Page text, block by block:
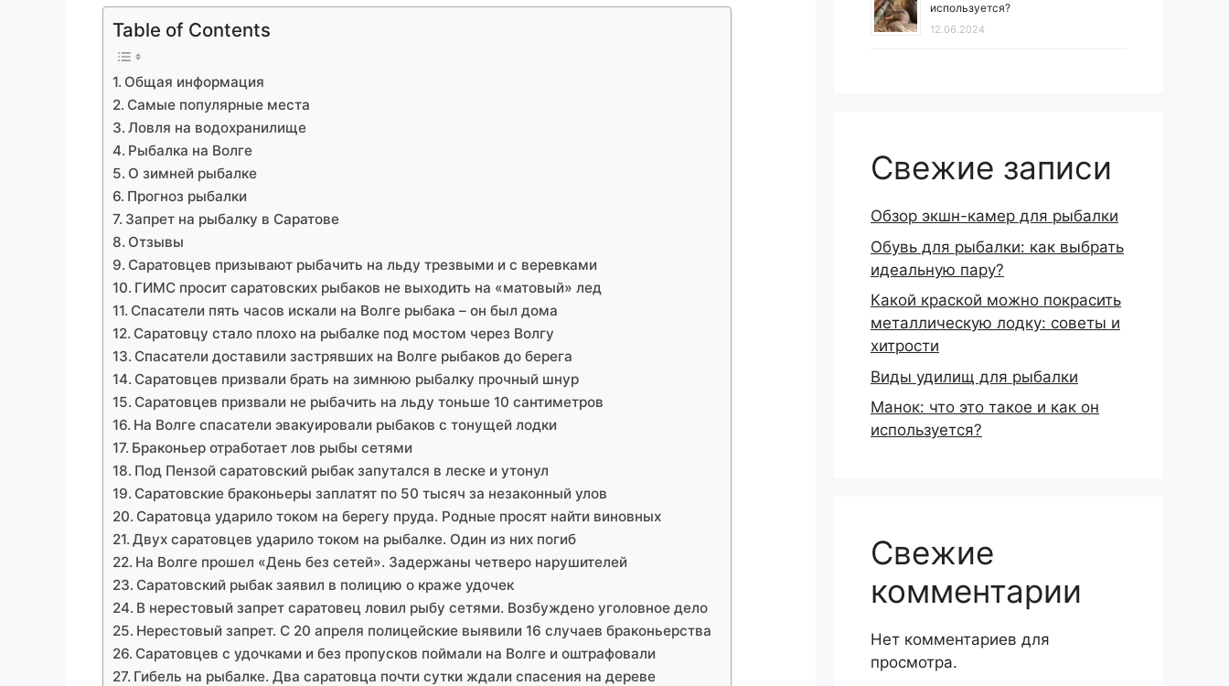
Table of Contents
Общая информация
Самые популярные места
Ловля на водохранилище
Рыбалка на Волге
О зимней рыбалке
Прогноз рыбалки
Запрет на рыбалку в Саратове
Отзывы
Саратовцев призывают рыбачить на льду трезвыми и с веревками
ГИМС просит саратовских рыбаков не выходить на «матовый» лед
Спасатели пять часов искали на Волге рыбака – он был дома
Саратовцу стало плохо на рыбалке под мостом через Волгу
Спасатели доставили застрявших на Волге рыбаков до берега
Саратовцев призвали брать на зимнюю рыбалку прочный шнур
Саратовцев призвали не рыбачить на льду тоньше 10 сантиметров
На Волге спасатели эвакуировали рыбаков с тонущей лодки
Браконьер отработает лов рыбы сетями
Под Пензой саратовский рыбак запутался в леске и утонул
Саратовские браконьеры заплатят по 50 тысяч за незаконный улов
Саратовца ударило током на берегу пруда. Родные просят найти виновных
Двух саратовцев ударило током на рыбалке. Один из них погиб
На Волге прошел «День без сетей». Задержаны четверо нарушителей
Саратовский рыбак заявил в полицию о краже удочек
В нерестовый запрет саратовец ловил рыбу сетями. Возбуждено уголовное дело
Нерестовый запрет. С 20 апреля полицейские выявили 16 случаев браконьерства
Саратовцев с удочками и без пропусков поймали на Волге и оштрафовали
Гибель на рыбалке. Два саратовца почти сутки ждали спасения на дереве
используется?
12.06.2024
Свежие записи
Обзор экшн-камер для рыбалки
Обувь для рыбалки: как выбрать
идеальную пару?
Какой краской можно покрасить
металлическую лодку: советы и
хитрости
Виды удилищ для рыбалки
Манок: что это такое и как он
используется?
Свежие
комментарии
Нет комментариев для
просмотра.